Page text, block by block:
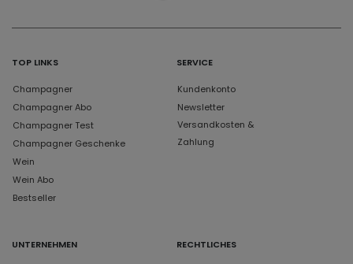
TOP LINKS
Champagner
Champagner Abo
Champagner Test
Champagner Geschenke
Wein
Wein Abo
Bestseller
SERVICE
Kundenkonto
Newsletter
Versandkosten &
Zahlung
UNTERNEHMEN RECHTLICHES